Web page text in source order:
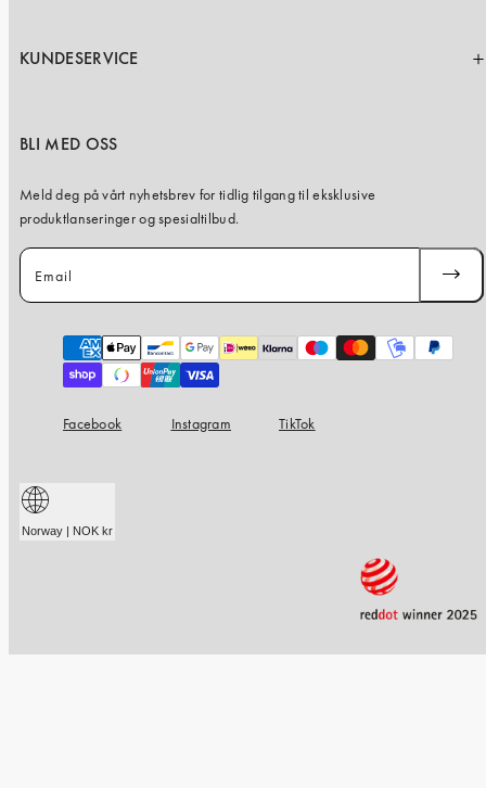
KUNDESERVICE
BLI MED OSS
Meld deg på vårt nyhetsbrev for tidlig tilgang til eksklusive
produktlanseringer og spesialtilbud.
Email
Payment
methods
Facebook Instagram TikTok
Norway | NOK kr